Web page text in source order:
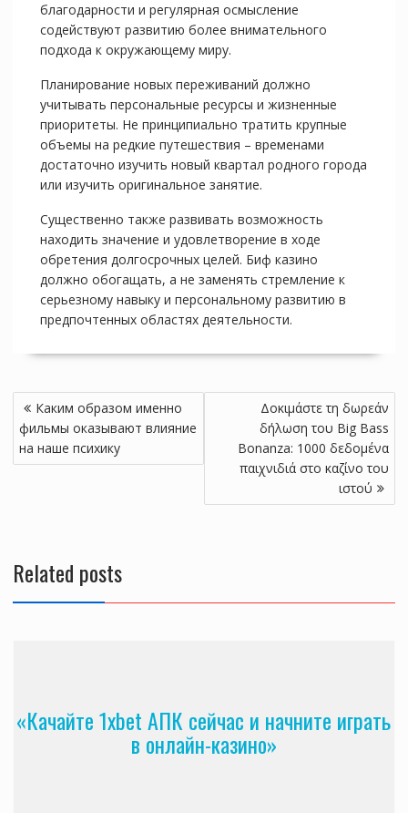
благодарности и регулярная осмысление
содействуют развитию более внимательного
подхода к окружающему миру.
Планирование новых переживаний должно
учитывать персональные ресурсы и жизненные
приоритеты. Не принципиально тратить крупные
объемы на редкие путешествия – временами
достаточно изучить новый квартал родного города
или изучить оригинальное занятие.
Существенно также развивать возможность
находить значение и удовлетворение в ходе
обретения долгосрочных целей. Биф казино
должно обогащать, а не заменять стремление к
серьезному навыку и персональному развитию в
предпочтенных областях деятельности.
Post
navigation
Каким образом именно
фильмы оказывают влияние
на наше психику
Δοκιμάστε τη δωρεάν
δήλωση του Big Bass
Bonanza: 1000 δεδομένα
παιχνιδιά στο καζίνο του
ιστού
Related posts
«Качайте 1xbet АПК сейчас и начните играть
в онлайн-казино»